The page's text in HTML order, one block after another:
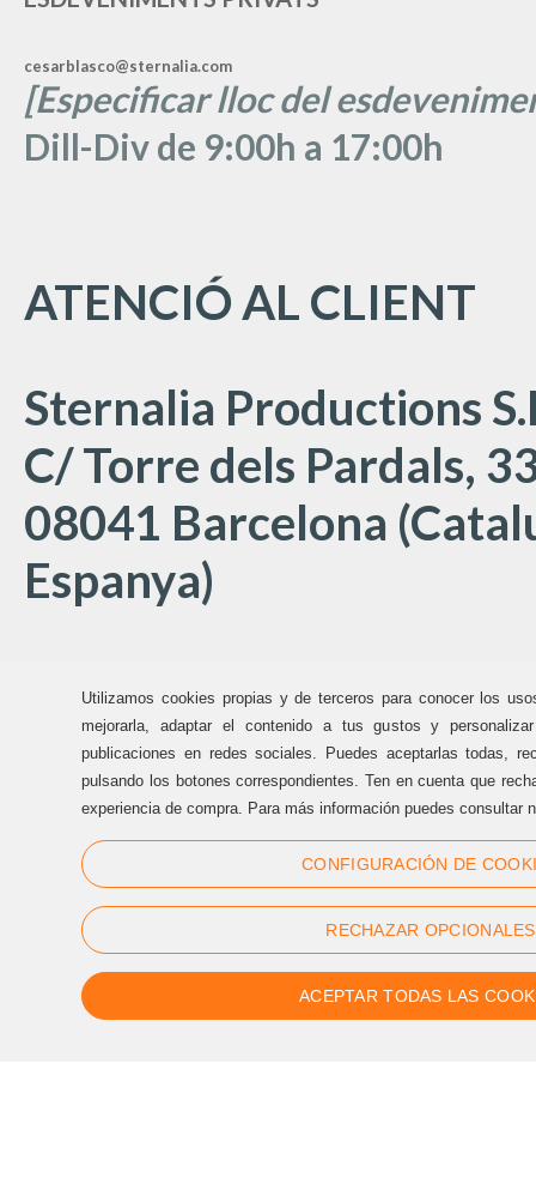
cesarblasco@sternalia.com
[Especificar lloc del
Dill-Div de 9:00h a 17:00h
ATENCIÓ AL CLIENT
Sternalia Productions
C/ Torre dels Pardals,
08041 Barcelona
Espanya)
Oficines Sternalia:
(+34) 93 170 17 97
info@sternalia.com
Dill-Dij de 9:00h a 17:00h
Div de 9:00h a 17:00h
Utilizamos cookies propias y de terceros para conocer los
mejorarla, adaptar el contenido a tus gustos y
publicaciones en redes sociales. Puedes aceptarlas todas,
pulsando los botones correspondientes. Ten en cuenta que
experiencia de compra. Para más información puedes consultar
CONFIGURACIÓN DE
RECHAZAR OPCIONALES
ACEPTAR TODAS LAS